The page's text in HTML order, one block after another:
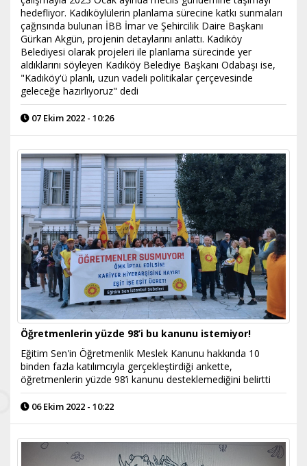
hedefliyor. Kadıköylülerin planlama sürecine katkı sunmaları
çağrısında bulunan İBB İmar ve Şehircilik Daire Başkanı
Gürkan Akgün, projenin detaylarını anlattı. Kadıköy
Belediyesi olarak projeleri ile planlama sürecinde yer
aldıklarını söyleyen Kadıköy Belediye Başkanı Odabaşı ise,
"Kadıköy'ü planlı, uzun vadeli politikalar çerçevesinde
geleceğe hazırlıyoruz" dedi
07 Ekim 2022 - 10:26
Öğretmenlerin yüzde 98’i bu kanunu istemiyor!
Eğitim Sen'in Öğretmenlik Meslek Kanunu hakkında 10
binden fazla katılımcıyla gerçekleştirdiği ankette,
öğretmenlerin yüzde 98’i kanunu desteklemediğini belirtti
06 Ekim 2022 - 10:22